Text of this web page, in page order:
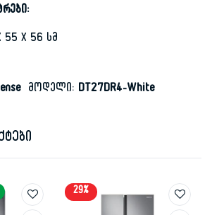
X 56 სმ
მოდელი: DT27DR4-White
29%